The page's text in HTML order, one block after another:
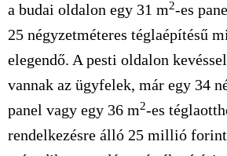
a budai oldalon egy 31 m2-es
25 négyzetméteres téglaépítésű
elegendő. A pesti oldalon
vannak az ügyfelek, már egy 34
panel vagy egy 36 m2-es
rendelkezésre álló 25 millió